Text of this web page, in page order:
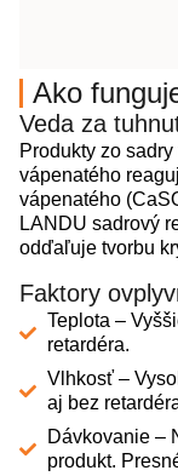
Ako
Veda za
Produkty zo
vápenatého
vápenatého
LANDU sadrový
odďaľuje tvorbu
Faktory
Teplota –
retardéra.
Vlhkosť –
aj bez
Dávkovanie –
produkt.